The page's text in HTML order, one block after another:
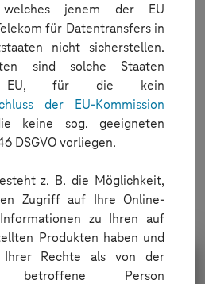
results of the performed test?
OF THE PERFORMED TEST?
download it after the test is
Mobile Device Cloud
welches jenem der EU
für Datentransfers in
nicht sicherstellen.
sind solche Staaten
EU, für die kein
der EU-Kommission
keine sog. geeigneten
DSGVO vorliegen.
z. B. die Möglichkeit,
Zugriff auf Ihre Online-
zu Ihren auf
Produkten haben und
Ihrer Rechte als von der
betroffene Person